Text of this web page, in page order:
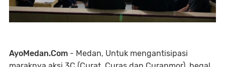
AyoMedan.Com - Medan, Untuk mengantisipasi